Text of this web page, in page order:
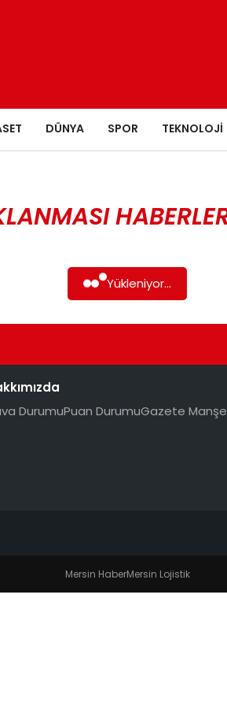
DÜNYA SPOR TEKNOLOJI
Yükleniyor...
DurumuPuan DurumuGazete
Mersin HaberMersin Lojistik